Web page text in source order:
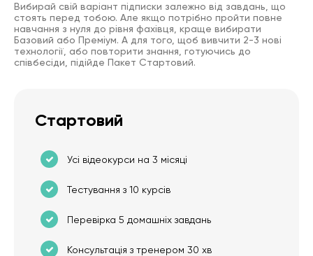
Вибирай свій варіант підписки залежно від завдань, що
стоять перед тобою. Але якщо потрібно пройти повне
навчання з нуля до рівня фахівця, краще вибирати
Базовий або Преміум. А для того, щоб вивчити 2-3 нові
технології, або повторити знання, готуючись до
співбесіди, підійде Пакет Стартовий.
Стартовий
Усі відеокурси на 3 місяці
Тестування з 10 курсів
Перевірка 5 домашніх завдань
Консультація з тренером 30 хв